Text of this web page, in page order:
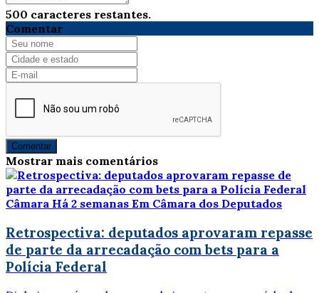
500 caracteres restantes.
Comentar
Comentar
Mostrar mais comentários
Câmara Há 2 semanas Em Câmara dos Deputados
Retrospectiva: deputados aprovaram repasse
de parte da arrecadação com bets para a
Polícia Federal